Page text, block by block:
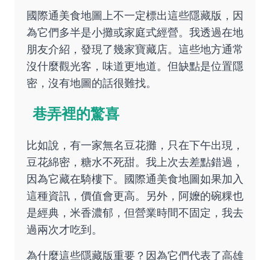
國際通美食地圖上不一定標出這些隱藏版，因
為它們多半是小攤或家庭式經營。我透過在地
朋友介紹，發現了幾家寶藏店。這些地方通常
沒什麼觀光客，味道更地道。但缺點是位置隱
密，沒有地圖的話很難找。
巷弄裡的驚喜
比如說，有一家無名豆花攤，只在下午出現，
豆花綿密，糖水不死甜。我上次去差點錯過，
因為它藏在騎樓下。國際通美食地圖如果加入
這種資訊，價值會更高。另外，阿嬤的碗粿也
是經典，米香濃郁，但營業時間不固定，我去
過兩次才吃到。
為什麼這些隱藏版重要？因為它們代表了高雄